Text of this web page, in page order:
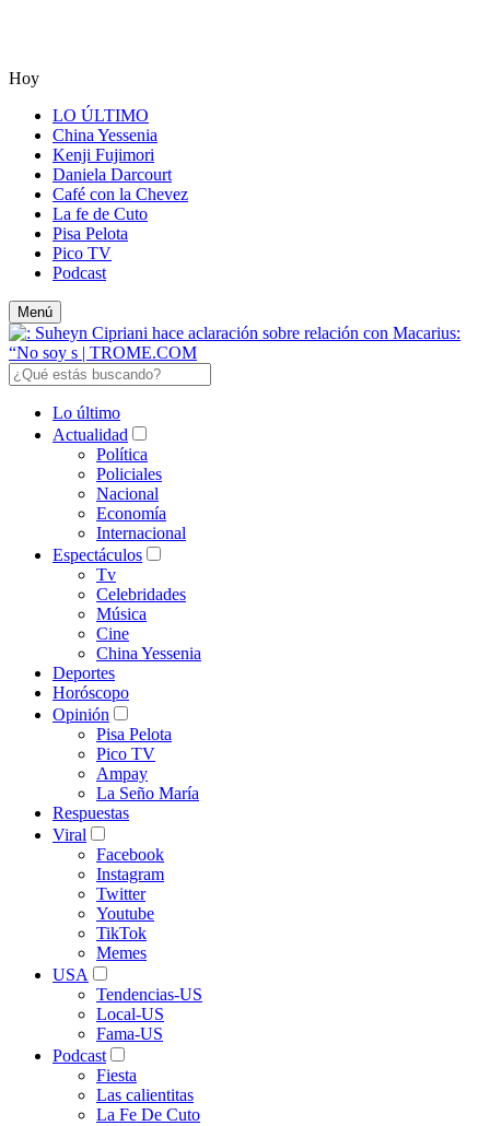
Hoy
LO ÚLTIMO
China Yessenia
Kenji Fujimori
Daniela Darcourt
Café con la Chevez
La fe de Cuto
Pisa Pelota
Pico TV
Podcast
Menú
Lo último
Actualidad
Política
Policiales
Nacional
Economía
Internacional
Espectáculos
Tv
Celebridades
Música
Cine
China Yessenia
Deportes
Horóscopo
Opinión
Pisa Pelota
Pico TV
Ampay
La Seño María
Respuestas
Viral
Facebook
Instagram
Twitter
Youtube
TikTok
Memes
USA
Tendencias-US
Local-US
Fama-US
Podcast
Fiesta
Las calientitas
La Fe De Cuto